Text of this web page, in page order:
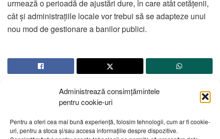
Administrează consimțămintele
pentru cookie-uri
Pentru a oferi cea mai bună experiență, folosim tehnologii, cum ar fi cookie-
uri, pentru a stoca și/sau accesa informațiile despre dispozitive.
urmează o perioadă de ajustări dure, în care atât cetățenii,
cât și administrațiile locale vor trebui să se adapteze unui
nou mod de gestionare a banilor publici.
Despre noi Publicitate Contact
Politică de confidențialitate